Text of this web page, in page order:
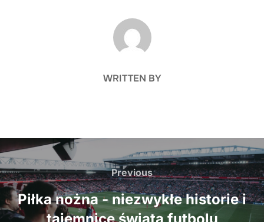
POST AUTHOR
WRITTEN BY
Nawigacja
wpisu
Previous
Previous
Piłka nożna - niezwykłe historie i